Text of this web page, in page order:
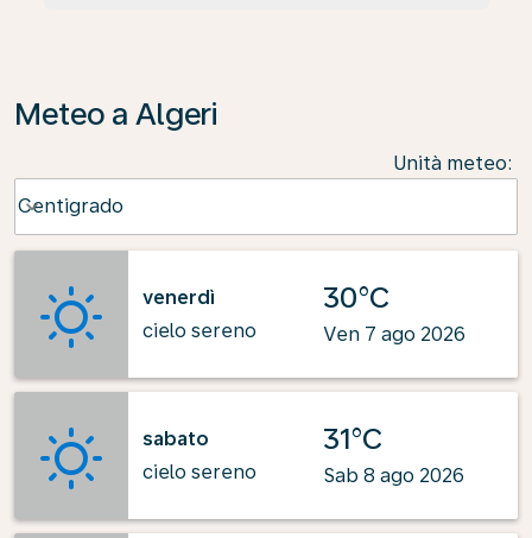
Meteo a Algeri
Unità meteo:
Centigrado
keyboard_arrow_down
venerdì
cielo sereno
30°C
Ven 7 ago 2026
sabato
cielo sereno
31°C
Sab 8 ago 2026